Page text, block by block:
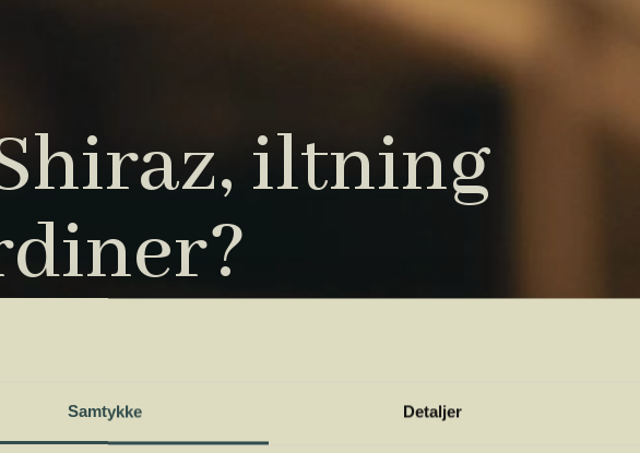
Samtykke Detaljer
iltning
udtryk. Vi har samlet de vigtigste i vores
navigere og orientere dig.